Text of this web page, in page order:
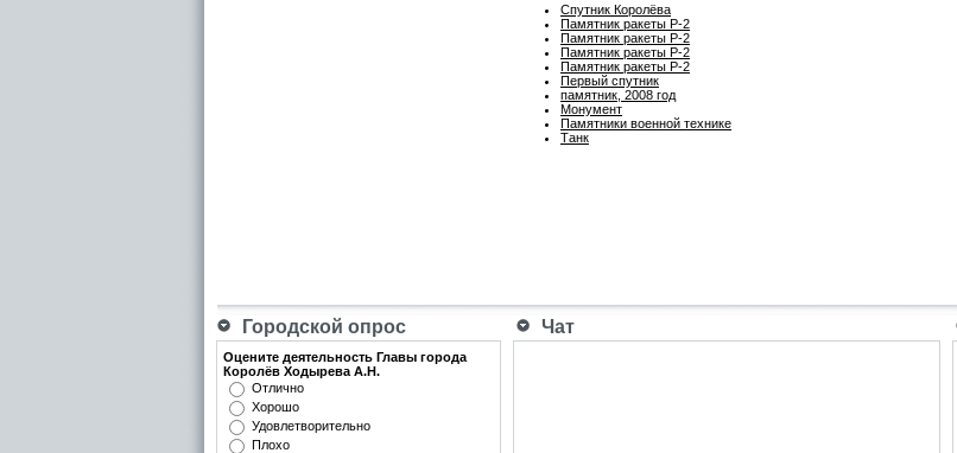
Спутник Королёва
Памятник ракеты Р-2
Памятник ракеты Р-2
Памятник ракеты Р-2
Памятник ракеты Р-2
Первый спутник
памятник, 2008 год
Монумент
Памятники военной технике
Танк
Городской опрос Чат
Оцените деятельность Главы города
Королёв Ходырева А.Н.
Отлично
Хорошо
Удовлетворительно
Плохо